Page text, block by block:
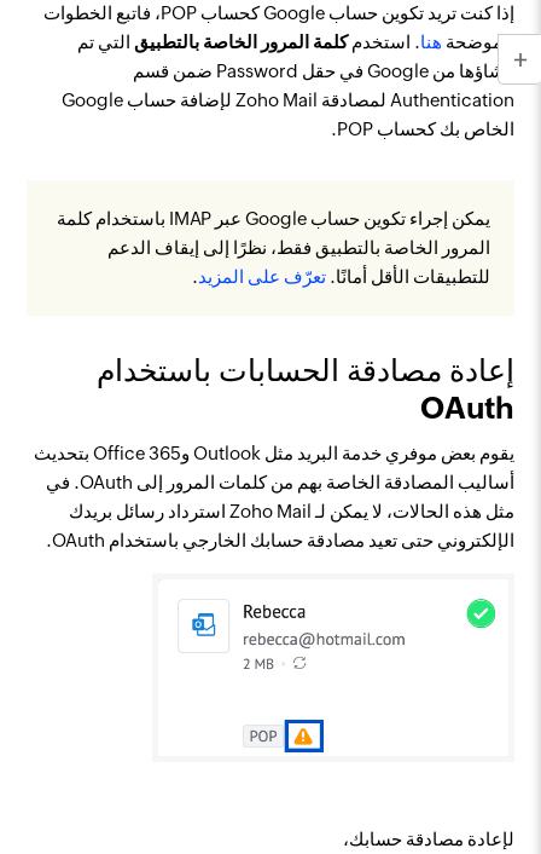
إذا كنت تريد تكوين حساب Google كحساب POP، فاتبع الخطوات
الموضحة هنا. استخدمكلمة المرور الخاصة بالتطبيق التي تم
إنشاؤها من Google في حقل Password ضمن قسم
Authentication لمصادقة Zoho Mail لإضافة حساب Google
الخاص بك كحساب POP.
يمكن إجراء تكوين حساب Google عبر IMAP باستخدام كلمة
المرور الخاصة بالتطبيق فقط، نظرًا إلى إيقاف الدعم
للتطبيقات الأقل أمانًا.تعرّف على المزيد.
إعادة مصادقة الحسابات باستخدام
OAuth
يقوم بعض موفري خدمة البريد مثل Outlook وOffice 365 بتحديث
أساليب المصادقة الخاصة بهم من كلمات المرور إلى OAuth. في
مثل هذه الحالات، لا يمكن لـ Zoho Mail استرداد رسائل بريدك
الإلكتروني حتى تعيد مصادقة حسابك الخارجي باستخدام OAuth.
لإعادة مصادقة حسابك،